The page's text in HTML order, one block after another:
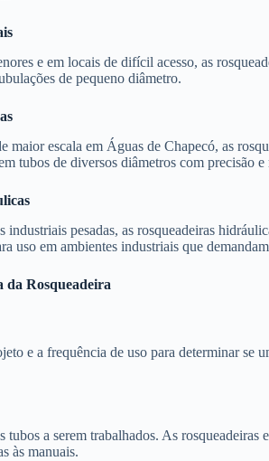
e em locais de difícil acesso, as
de pequeno diâmetro.
maior escala em Águas de Chapecó, as
tubos de diversos diâmetros com precisão e
industriais pesadas, as rosqueadeiras
uso em ambientes industriais que
da Rosqueadeira
e a frequência de uso para determinar se
a serem trabalhados. As
às manuais.